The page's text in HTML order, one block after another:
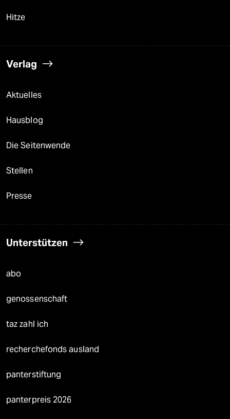
Hitze
Verlag
Aktuelles
Hausblog
Die Seitenwende
Stellen
Presse
Unterstützen
abo
genossenschaft
taz zahl ich
recherchefonds ausland
panterstiftung
panterpreis 2026